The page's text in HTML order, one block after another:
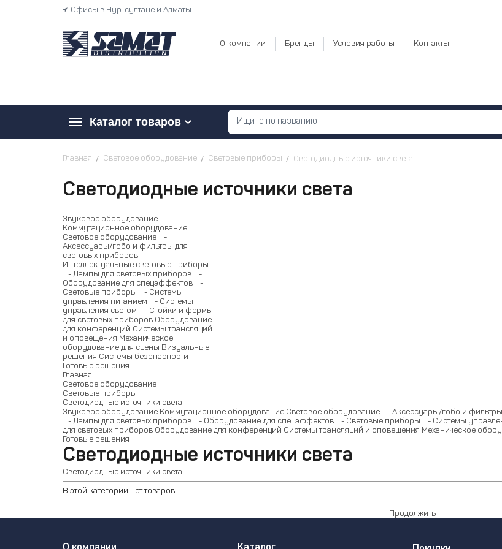
Офисы в Нур-султане и Алматы
О компании Бренды Условия работы Контакты
Каталог товаров
Главная Световое оборудование Световые приборы Светодиодные источники света
Светодиодные источники света
Звуковое оборудование
Коммутационное оборудование
Световое оборудование
-
Аксессуары/гобо и фильтры для
световых приборов
-
Интеллектуальные световые приборы
- Лампы для световых приборов
-
Оборудование для спецэффектов
-
Световые приборы
- Системы
управления питанием
- Системы
управления светом
- Стойки и фермы
для световых приборов Оборудование
для конференций Системы трансляций
и оповещения Механическое
оборудование для сцены Визуальные
решения Системы безопасности
Готовые решения
Главная
Световое оборудование
Световые приборы
Светодиодные источники света
Звуковое оборудование Коммутационное оборудование Световое оборудование - Аксессуары/гобо и
- Лампы для световых приборов
- Оборудование для спецэффектов - Световые приборы - Системы
для световых приборов Оборудование для конференций Системы трансляций и оповещения Механическое
Готовые решения
Светодиодные источники света
Светодиодные источники света
В этой категории нет товаров.
Продолжить